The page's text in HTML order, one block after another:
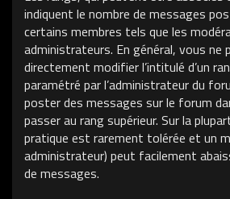
indiquent le nombre de messages
certains membres tels que les
administrateurs. En général, vous ne
directement modifier l’intitulé d’un
paramétré par l’administrateur du
poster des messages sur le forum
passer au rang supérieur. Sur la
pratique est rarement tolérée et un
administrateur) peut facilement
de messages.